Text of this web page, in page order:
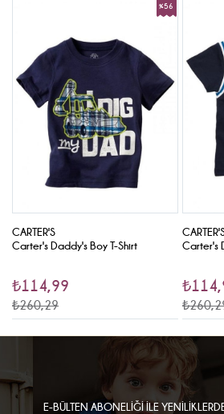
CARTER'S
Carter's Daddy's Boy T-Shirt
₺114,99
₺260,29
%56
Carter's
E-BÜLTEN ABONELİĞİ İLE